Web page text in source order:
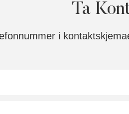
Ta
i